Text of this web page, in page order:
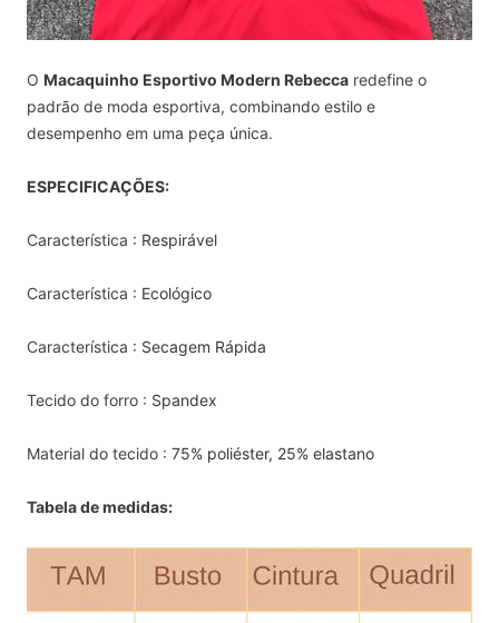
O Macaquinho Esportivo Modern Rebecca redefine o
padrão de moda esportiva, combinando estilo e
desempenho em uma peça única.
ESPECIFICAÇÕES:
Característica : Respirável
Característica : Ecológico
Característica : Secagem Rápida
Tecido do forro : Spandex
Material do tecido : 75% poliéster, 25% elastano
Tabela de medidas: